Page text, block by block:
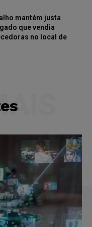
mantém justa
que vendia
no local de